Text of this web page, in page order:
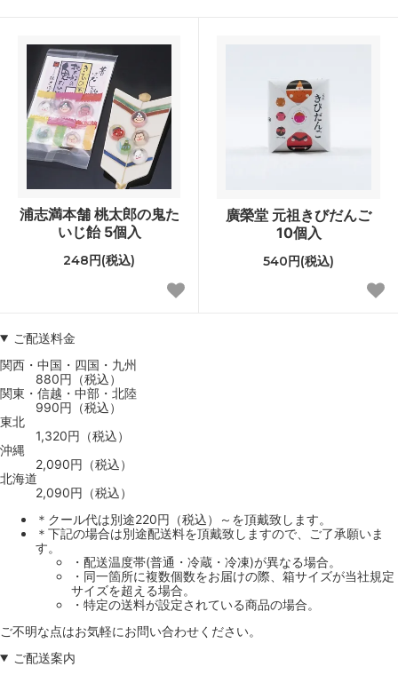
浦志満本舗 桃太郎の鬼た
いじ飴 5個入
248円(税込)
廣榮堂 元祖きびだんご
10個入
540円(税込)
ご配送料金
関西・中国・四国・九州
880円（税込）
関東・信越・中部・北陸
990円（税込）
東北
1,320円（税込）
沖縄
2,090円（税込）
北海道
2,090円（税込）
＊クール代は別途220円（税込）～を頂戴致します。
＊下記の場合は別途配送料を頂戴致しますので、ご了承願いま
す。
・配送温度帯(普通・冷蔵・冷凍)が異なる場合。
・同一箇所に複数個数をお届けの際、箱サイズが当社規定
サイズを超える場合。
・特定の送料が設定されている商品の場合。
ご不明な点はお気軽にお問い合わせください。
ご配送案内